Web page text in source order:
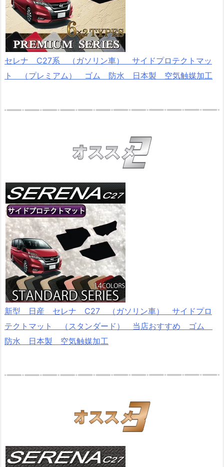
セレナ C27系 （ガソリン車） サイドプロテクトマッ
ト （プレミアム） ゴム 防水 日本製 空気触媒加工
新型 日産 セレナ C27 （ガソリン車） サイドプロ
テクトマット （スタンダード） 当店おすすめ ゴム
防水 日本製 空気触媒加工